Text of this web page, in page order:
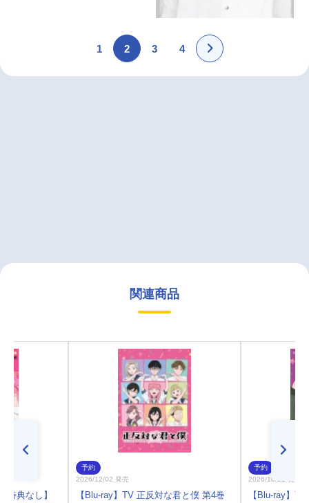
1 2 3 4
関連商品
特典なし】
予約
2026/12/02 発売
【Blu-ray】TV 正反対な君と僕 第4巻
予約
2026/10/21 発売
【Blu-ray】